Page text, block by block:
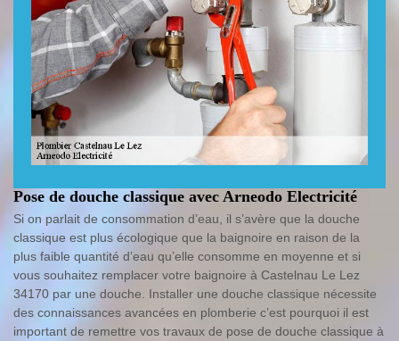
Pose de douche classique avec Arneodo Electricité
Si on parlait de consommation d’eau, il s’avère que la douche
classique est plus écologique que la baignoire en raison de la
plus faible quantité d’eau qu’elle consomme en moyenne et si
vous souhaitez remplacer votre baignoire à Castelnau Le Lez
34170 par une douche. Installer une douche classique nécessite
des connaissances avancées en plomberie c’est pourquoi il est
important de remettre vos travaux de pose de douche classique à